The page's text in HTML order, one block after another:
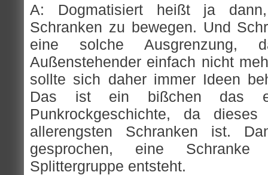
A: Dogmatisiert heißt ja
Schranken zu bewegen. Und
eine solche
Außenstehender einfach nicht
sollte sich daher immer Ideen
Das ist ein bißchen das
Punkrockgeschichte, da
allerengsten Schranken ist.
gesprochen, eine
Splittergruppe entsteht.